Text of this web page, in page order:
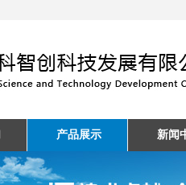
产品展示 新闻